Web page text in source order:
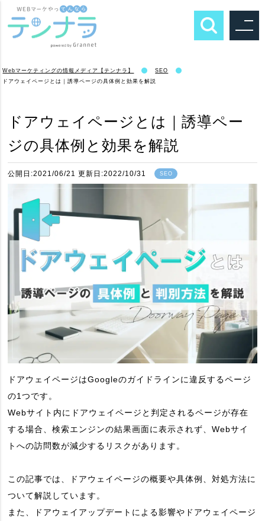
Webマーケティングの情報メディア【テンナラ】
SEO
ドアウェイページとは｜誘導ページの具体例と効果を解説
ドアウェイページとは｜誘導ペー
ジの具体例と効果を解説
公開日:2021/06/21 更新日:2022/10/31 SEO
ドアウェイページはGoogleのガイドラインに違反するページ
の1つです。
Webサイト内にドアウェイページと判定されるページが存在
する場合、検索エンジンの結果画面に表示されず、Webサイ
トへの訪問数が減少するリスクがあります。
この記事では、ドアウェイページの概要や具体例、対処方法に
ついて解説しています。
また、ドアウェイアップデートによる影響やドアウェイページ